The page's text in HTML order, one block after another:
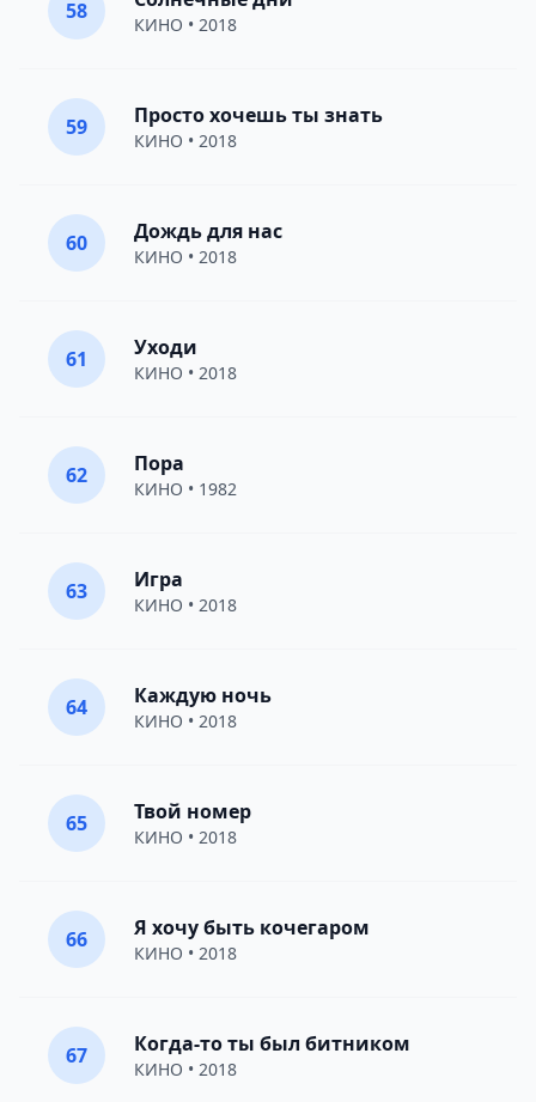
58
КИНО • 2018
59 Просто хочешь ты знать
КИНО • 2018
60 Дождь для нас
КИНО • 2018
61 Уходи
КИНО • 2018
62 Пора
КИНО • 1982
63 Игра
КИНО • 2018
64 Каждую ночь
КИНО • 2018
65 Твой номер
КИНО • 2018
66 Я хочу быть кочегаром
КИНО • 2018
67 Когда-то ты был битником
КИНО • 2018